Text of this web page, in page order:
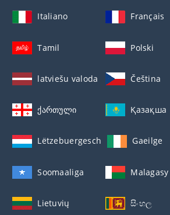
Italiano Français
Tamil Polski
latviešu valoda Čeština
ქართული Қазақша
Lëtzebuergesch Gaeilge
Soomaaliga Malagasy
Lietuvių සිංහල